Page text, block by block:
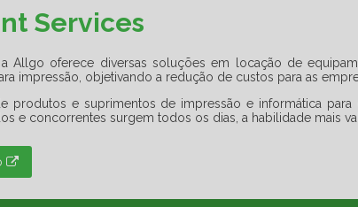
Services
Allgo oferece diversas soluções em locação de
impressão, objetivando a redução de custos para as
produtos e suprimentos de impressão e informática
e concorrentes surgem todos os dias, a habilidade mais